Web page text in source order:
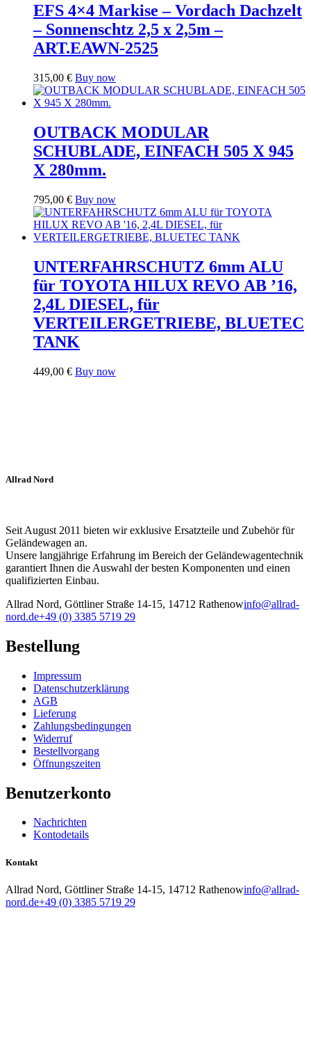
EFS 4×4 Markise – Vordach Dachzelt
– Sonnenschtz 2,5 x 2,5m –
ART.EAWN-2525
315,00 € Buy now
OUTBACK MODULAR
SCHUBLADE, EINFACH 505 X 945
X 280mm.
795,00 € Buy now
UNTERFAHRSCHUTZ 6mm ALU
für TOYOTA HILUX REVO AB ’16,
2,4L DIESEL, für
VERTEILERGETRIEBE, BLUETEC
TANK
449,00 € Buy now
Allrad Nord
Seit August 2011 bieten wir exklusive Ersatzteile und Zubehör für
Geländewagen an.
Unsere langjährige Erfahrung im Bereich der Geländewagentechnik
garantiert Ihnen die Auswahl der besten Komponenten und einen
qualifizierten Einbau.
Allrad Nord, Göttliner Straße 14-15, 14712 Rathenowinfo@allrad-
nord.de+49 (0) 3385 5719 29
Bestellung
Impressum
Datenschutzerklärung
AGB
Lieferung
Zahlungsbedingungen
Widerruf
Bestellvorgang
Öffnungszeiten
Benutzerkonto
Nachrichten
Kontodetails
Kontakt
Allrad Nord, Göttliner Straße 14-15, 14712 Rathenowinfo@allrad-
nord.de+49 (0) 3385 5719 29